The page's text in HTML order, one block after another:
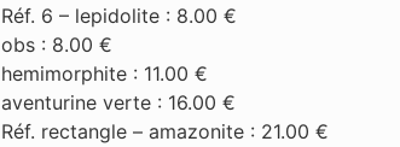
Réf. 6 – lepidolite : 8.00 €
obs : 8.00 €
hemimorphite : 11.00 €
aventurine verte : 16.00 €
Réf. rectangle – amazonite : 21.00 €